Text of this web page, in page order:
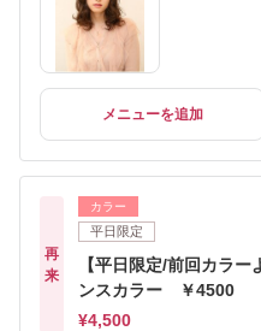
メニューを追加
再
来
カラー
平日限定
【平日限定/前回カラ
ンスカラー ￥4500
¥4,500